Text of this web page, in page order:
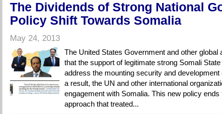
The Dividends of Strong National
Policy Shift Towards Somalia
May 24, 2013
The United States Government and other
that the support of legitimate strong Somali
address the mounting security and
a result, the UN and other international
engagement with Somalia. This new policy
approach that treated...